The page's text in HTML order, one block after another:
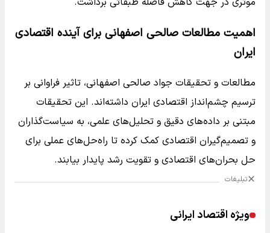
اهمیت مطالعات صالحی اصفهانی برای آینده اقتصادی
ایران
مطالعات و تحقیقات جواد صالحی اصفهانی، تاثیر فراوانی بر
ترسیم چشم‌انداز اقتصادی ایران داشته‌اند. این تحقیقات
مبتنی بر داده‌های دقیق و تحلیل‌های علمی، به سیاست‌گذاران
و تصمیم‌گیران اقتصادی کمک کرده تا راه‌حل‌های عملی برای
حل بحران‌های اقتصادی و تقویت رشد پایدار بیابند.
تبلیغات
ویژه اقتصاد ایرانی